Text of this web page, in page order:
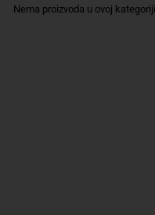
Nema proizvoda u ovoj